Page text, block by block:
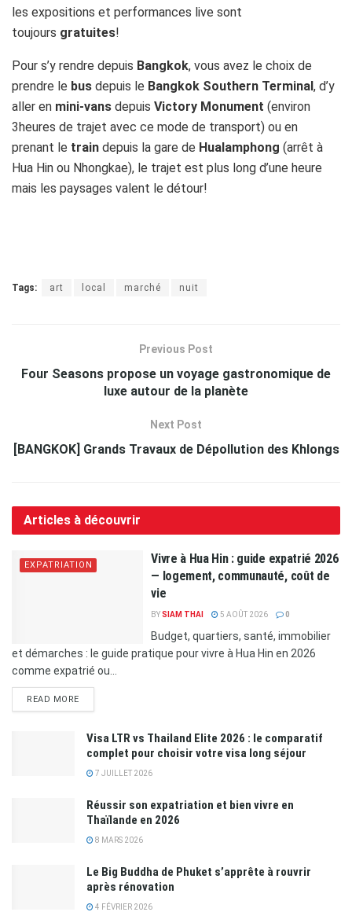
les expositions et performances live sont
toujours gratuites!
Pour s’y rendre depuis Bangkok, vous avez le choix de
prendre le bus depuis le Bangkok Southern Terminal, d’y
aller en mini-vans depuis Victory Monument (environ
3heures de trajet avec ce mode de transport) ou en
prenant le train depuis la gare de Hualamphong (arrêt à
Hua Hin ou Nhongkae), le trajet est plus long d’une heure
mais les paysages valent le détour!
Tags: art local marché nuit
Previous Post
Four Seasons propose un voyage gastronomique de
luxe autour de la planète
Next Post
[BANGKOK] Grands Travaux de Dépollution des Khlongs
Articles à découvrir
EXPATRIATION
Vivre à Hua Hin : guide expatrié 2026
— logement, communauté, coût de
vie
BYSIAM THAI 5 AOÛT 2026 0
Budget, quartiers, santé, immobilier
et démarches : le guide pratique pour vivre à Hua Hin en 2026
comme expatrié ou...
READ MORE
Visa LTR vs Thailand Elite 2026 : le comparatif
complet pour choisir votre visa long séjour
7 JUILLET 2026
Réussir son expatriation et bien vivre en
Thaïlande en 2026
8 MARS 2026
Le Big Buddha de Phuket s’apprête à rouvrir
après rénovation
4 FÉVRIER 2026